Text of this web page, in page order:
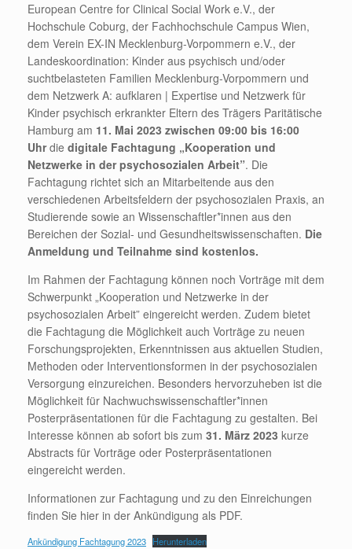
European Centre for Clinical Social Work e.V., der
Hochschule Coburg, der Fachhochschule Campus Wien,
dem Verein EX-IN Mecklenburg-Vorpommern e.V., der
Landeskoordination: Kinder aus psychisch und/oder
suchtbelasteten Familien Mecklenburg-Vorpommern und
dem Netzwerk A: aufklaren | Expertise und Netzwerk für
Kinder psychisch erkrankter Eltern des Trägers Paritätische
Hamburg am 11. Mai 2023 zwischen 09:00 bis 16:00
Uhrdie digitale Fachtagung „Kooperation und
Netzwerke in der psychosozialen Arbeit”. Die
Fachtagung richtet sich an Mitarbeitende aus den
verschiedenen Arbeitsfeldern der psychosozialen Praxis, an
Studierende sowie an Wissenschaftler*innen aus den
Bereichen der Sozial- und Gesundheitswissenschaften. Die
Anmeldung und Teilnahme sind kostenlos.
Im Rahmen der Fachtagung können noch Vorträge mit dem
Schwerpunkt „Kooperation und Netzwerke in der
psychosozialen Arbeit” eingereicht werden. Zudem bietet
die Fachtagung die Möglichkeit auch Vorträge zu neuen
Forschungsprojekten, Erkenntnissen aus aktuellen Studien,
Methoden oder Interventionsformen in der psychosozialen
Versorgung einzureichen. Besonders hervorzuheben ist die
Möglichkeit für Nachwuchswissenschaftler*innen
Posterpräsentationen für die Fachtagung zu gestalten. Bei
Interesse können ab sofort bis zum 31. März 2023 kurze
Abstracts für Vorträge oder Posterpräsentationen
eingereicht werden.
Informationen zur Fachtagung und zu den Einreichungen
finden Sie hier in der Ankündigung als PDF.
Ankündigung Fachtagung 2023 Herunterladen